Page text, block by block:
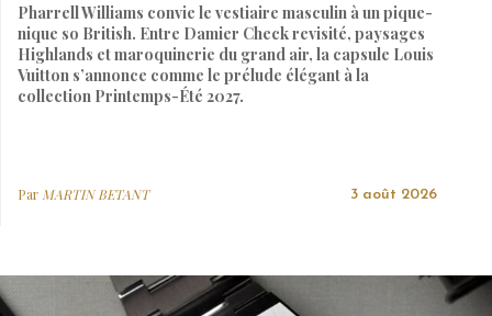
Pharrell Williams convie le vestiaire masculin à un pique-
nique so British. Entre Damier Check revisité, paysages
Highlands et maroquinerie du grand air, la capsule Louis
Vuitton s’annonce comme le prélude élégant à la
collection Printemps-Été 2027.
Par MARTIN BETANT 3 août 2026